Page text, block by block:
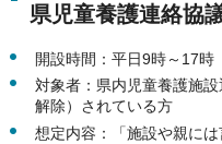
県児童養護連絡協議
開設時間：平日9時～17時
対象者：県内児童養護施
解除）されている方
想定内容：「施設や親に